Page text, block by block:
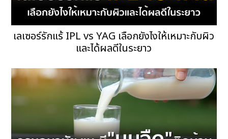
เลเซอร์รักแร้ IPL vs YAG เลือกยังไงให้เหมาะกับผิว
และได้ผลดีในระยาว